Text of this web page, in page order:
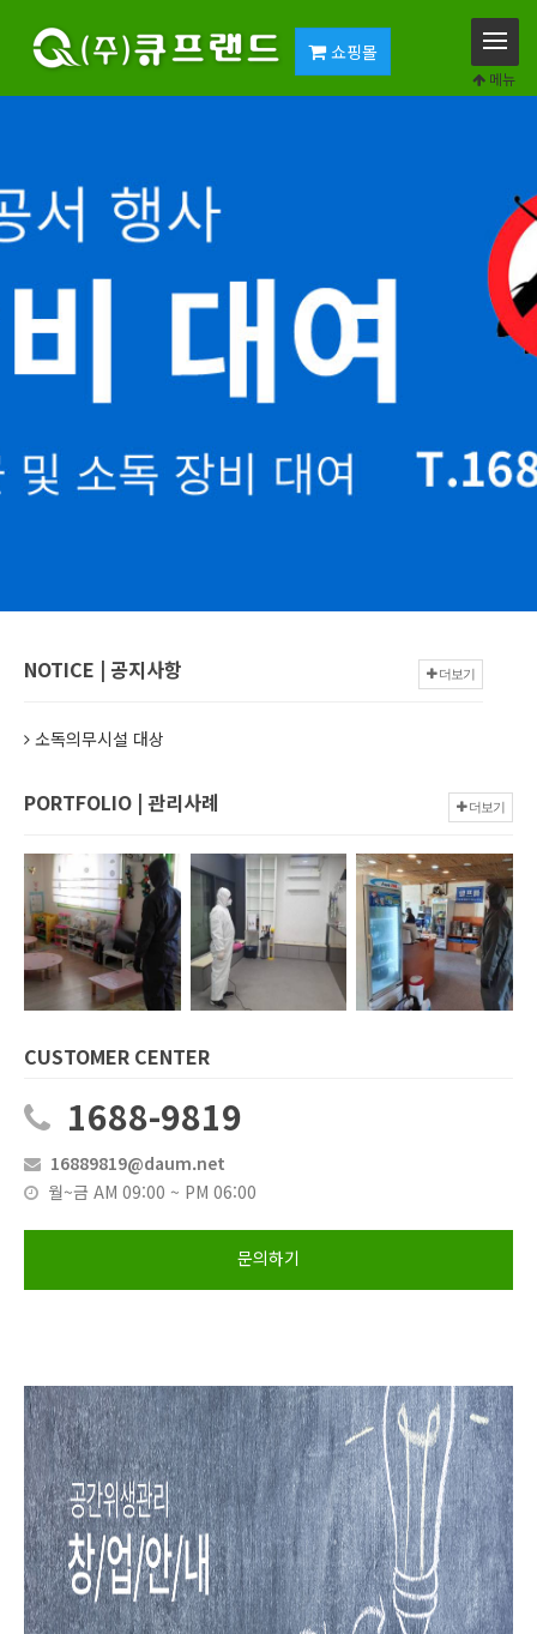
쇼핑몰
메뉴
더보기
NOTICE | 공지사항
소독의무시설 대상
더보기
PORTFOLIO | 관리사례
CUSTOMER CENTER
1688-9819
16889819@daum.net
월~금 AM 09:00 ~ PM 06:00
문의하기